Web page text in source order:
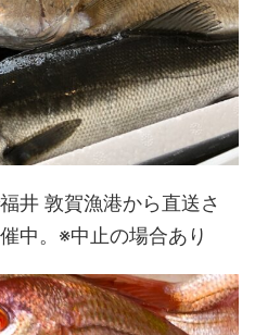
井 敦賀漁港から直送さ
中。※中止の場合あり